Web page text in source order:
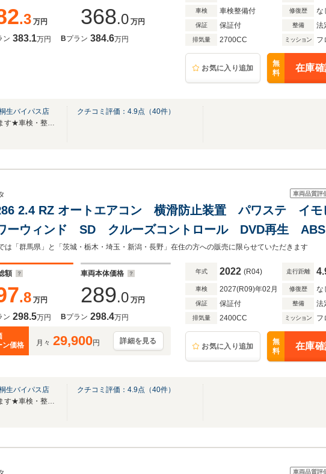
.3 万円 368.0 万円
ン 383.1万円 Bプラン 384.6万円
車検 車検整備付 修復歴 な
保証 保証付 整備 法
排気量 2700CC ミッション フ
お気に入り追加
無
料
在庫
生バイパス店
★無料電話は中古車問合せ専用となります★車検・整備などはTEL/0277‐52‐1600へ
クチコミ評価： 4.9点（40件）
車両品質評
2.4 RZ オートエアコン 横滑防止装置 パワステ イ
ーウィンド SD クルーズコントロール DVD再生
グ) デュアルエアバック T-Connectナビ
は「群馬県」と「茨城・栃木・埼玉・新潟・長野」在住の方への販売に限らせていただきます
額
.8 万円
車両本体価格
289.0 万円
ン 298.5万円 Bプラン 298.4万円
ン価格
月々 29,900円 詳細を見る
年式 2022 (R04) 走行距離
車検 2027(R09)年02月 修復歴 な
保証 保証付 整備 法
排気量 2400CC ミッション フ
お気に入り追加
無
料
在庫
生バイパス店
★無料電話は中古車問合せ専用となります★車検・整備などはTEL/0277‐52‐1600へ
クチコミ評価： 4.9点（40件）
車両品質評